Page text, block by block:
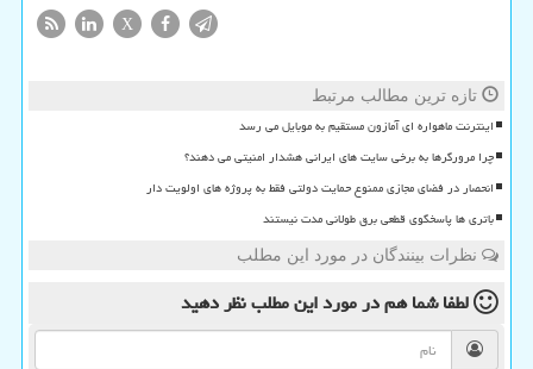
X
تازه ترین مطالب مرتبط
اینترنت ماهواره ای آمازون مستقیم به موبایل می رسد
چرا مرورگرها به برخی سایت های ایرانی هشدار امنیتی می دهند؟
انحصار در فضای مجازی ممنوع حمایت دولتی فقط به پروژه های اولویت دار
باتری ها پاسخگوی قطعی برق طولانی مدت نیستند
نظرات بینندگان در مورد این مطلب
لطفا شما همدر مورد این مطلبنظر دهید